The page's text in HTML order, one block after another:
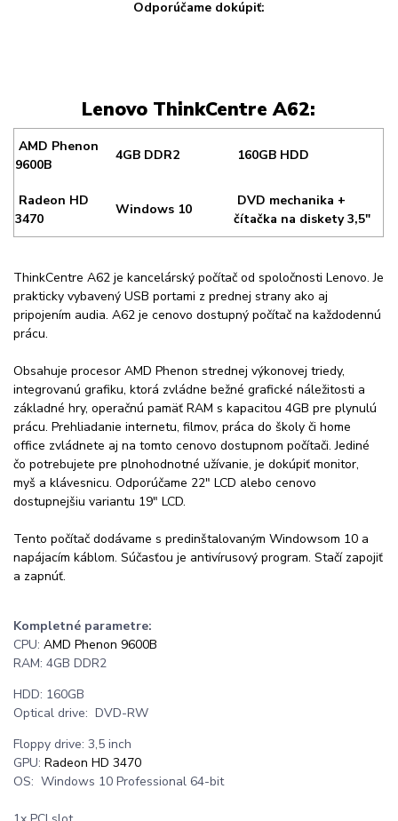
Odporúčame dokúpiť:
Lenovo ThinkCentre A62:
AMD Phenon
9600B
4GB DDR2 160GB HDD
Radeon HD
3470
Windows 10
DVD mechanika +
čítačka na diskety 3,5"
ThinkCentre A62 je kancelárský počítač od spoločnosti Lenovo. Je
prakticky vybavený USB portami z prednej strany ako aj
pripojením audia. A62 je cenovo dostupný počítač na každodennú
prácu.
Obsahuje procesor AMD Phenon strednej výkonovej triedy,
integrovanú grafiku, ktorá zvládne bežné grafické náležitosti a
základné hry, operačnú pamäť RAM s kapacitou 4GB pre plynulú
prácu. Prehliadanie internetu, filmov, práca do školy či home
office zvládnete aj na tomto cenovo dostupnom počítači. Jediné
čo potrebujete pre plnohodnotné užívanie, je dokúpiť monitor,
myš a klávesnicu. Odporúčame 22" LCD alebo cenovo
dostupnejšiu variantu 19" LCD.
Tento počítač dodávame s predinštalovaným Windowsom 10 a
napájacím káblom. Súčasťou je antivírusový program. Stačí zapojiť
a zapnúť.
Kompletné parametre:
CPU: AMD Phenon 9600B
RAM: 4GB DDR2
HDD: 160GB
Optical drive: DVD-RW
Floppy drive: 3,5 inch
GPU: Radeon HD 3470
OS: Windows 10 Professional 64-bit